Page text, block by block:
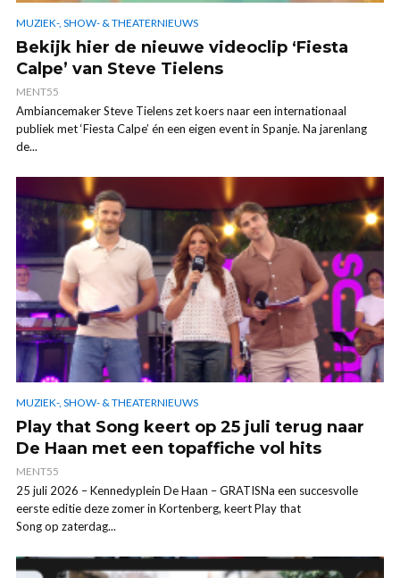
MUZIEK-, SHOW- & THEATERNIEUWS
Bekijk hier de nieuwe videoclip ‘Fiesta
Calpe’ van Steve Tielens
MENT55
Ambiancemaker Steve Tielens zet koers naar een internationaal
publiek met ‘Fiesta Calpe’ én een eigen event in Spanje. Na jarenlang
de...
MUZIEK-, SHOW- & THEATERNIEUWS
Play that Song keert op 25 juli terug naar
De Haan met een topaffiche vol hits
MENT55
25 juli 2026 – Kennedyplein De Haan – GRATISNa een succesvolle
eerste editie deze zomer in Kortenberg, keert Play that
Song op zaterdag...